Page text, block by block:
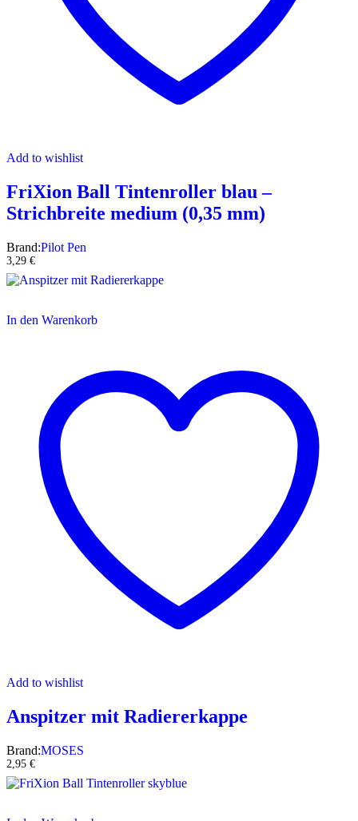
Add to wishlist
FriXion Ball Tintenroller blau –
Strichbreite medium (0,35 mm)
Brand:Pilot Pen
3,29 €
In den Warenkorb
Add to wishlist
Anspitzer mit Radiererkappe
Brand:MOSES
2,95 €